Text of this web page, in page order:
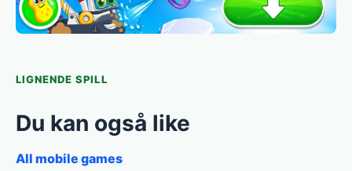
LIGNENDE SPILL
Du kan også like
All mobile games